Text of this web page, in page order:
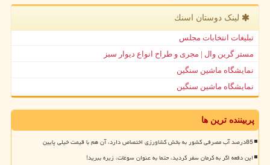
لینک دوستان اسنك
تبلیغات انتخابات مجلس
مستر گرین وال | مجری و طراح انواع دیوار سبز
نمایشگاه ماشین سنگین
نمایشگاه ماشین سنگین
پربیننده ترین ها
85درصد آب مصرفی کشور به بخش کشاورزی اختصاص دارد، آن هم با قیمت خیلی پایین
این دفعه اگر به کرمان سفر کردید، حتما به عنوان سوغات، زیره ببرید!